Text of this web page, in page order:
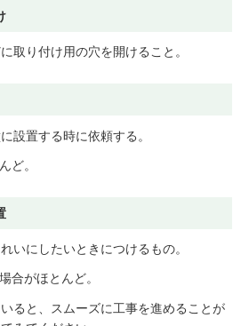
取り付け用の穴を開けること。
設置する時に依頼する。
ど。
いにしたいときにつけるもの。
合がほとんど。
ると、スムーズに工事を進めることが